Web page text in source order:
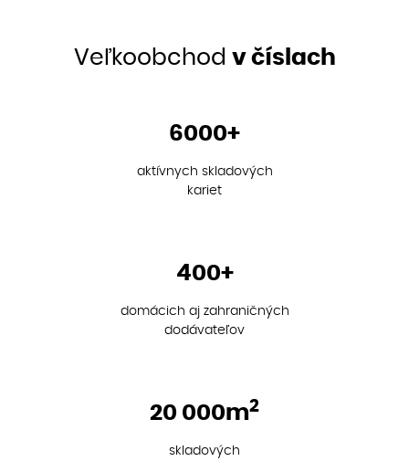
Veľkoobchod v číslach
6000+
aktívnych skladových
kariet
400+
domácich aj zahraničných
dodávateľov
20 000m2
skladových